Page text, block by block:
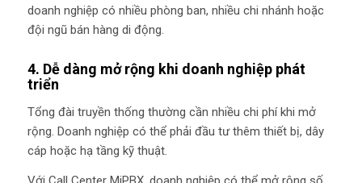
doanh nghiệp có nhiều phòng ban, nhiều chi nhánh hoặc
đội ngũ bán hàng di động.
4. Dễ dàng mở rộng khi doanh nghiệp phát
triển
Tổng đài truyền thống thường cần nhiều chi phí khi mở
rộng. Doanh nghiệp có thể phải đầu tư thêm thiết bị, dây
cáp hoặc hạ tầng kỹ thuật.